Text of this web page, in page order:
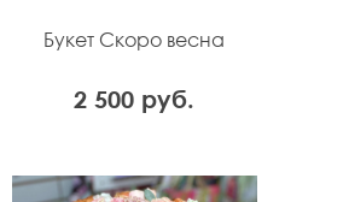
Букет Скоро весна
2 500 руб.